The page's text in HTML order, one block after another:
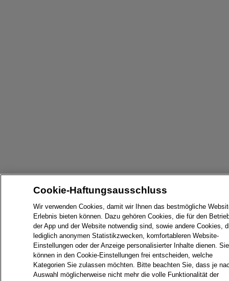
Cookie-Haftungsausschluss
Wir verwenden Cookies, damit wir Ihnen das bestmögliche
Erlebnis bieten können. Dazu gehören Cookies, die für den
der App und der Website notwendig sind, sowie andere Cookies,
lediglich anonymen Statistikzwecken, komfortableren Website-
Einstellungen oder der Anzeige personalisierter Inhalte dienen. Sie
können in den Cookie-Einstellungen frei entscheiden, welche
Kategorien Sie zulassen möchten. Bitte beachten Sie, dass je
Auswahl möglicherweise nicht mehr die volle Funktionalität der